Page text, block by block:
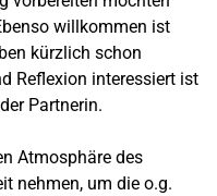
willkommen ist
kürzlich schon
Reflexion interessiert ist
Partnerin.
Atmosphäre des
nehmen, um die o.g.